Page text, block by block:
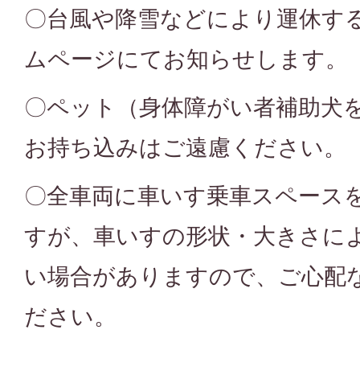
〇台風や降雪などにより運休す
ムページにてお知らせします。
〇ペット（身体障がい者補助犬
お持ち込みはご遠慮ください。
〇全車両に車いす乗車スペース
すが、車いすの形状・大きさに
い場合がありますので、ご心配
ださい。